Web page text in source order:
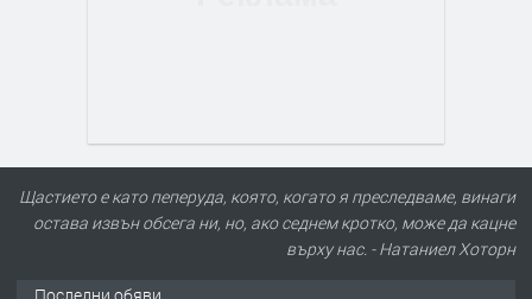
Щастието е като пеперуда, която, когато я преследваме, винаги
остава извън обсега ни, но, ако седнем кротко, може да кацне
върху нас. - Натаниел Хоторн